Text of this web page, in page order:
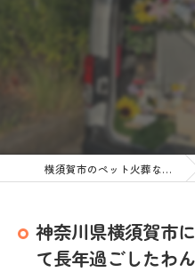
横須賀市のペット火葬なら訪問ペット火葬 ペットメモリアル神奈川
神奈川県横須賀市
て長年過ごしたわ